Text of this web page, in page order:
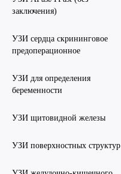
заключения)
УЗИ сердца скрининговое
предоперационное
УЗИ для определения
беременности
УЗИ щитовидной железы
УЗИ поверхностных структур